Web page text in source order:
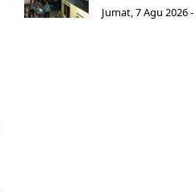
Jumat, 7 Agu 2026 -